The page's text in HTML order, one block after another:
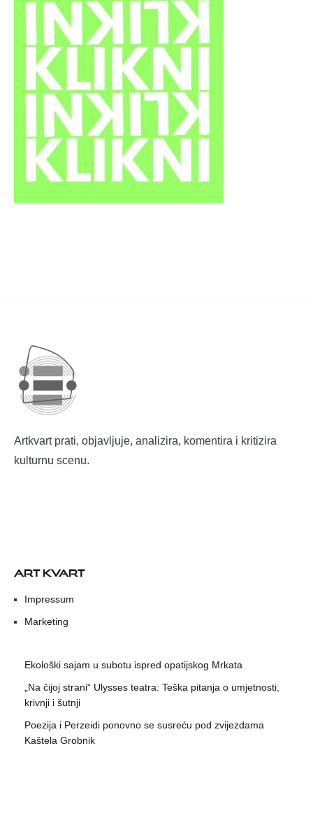
Artkvart prati, objavljuje, analizira, komentira i kritizira
kulturnu scenu.
ART KVART
Impressum
Marketing
Ekološki sajam u subotu ispred opatijskog Mrkata
„Na čijoj strani“ Ulysses teatra: Teška pitanja o umjetnosti,
krivnji i šutnji
Poezija i Perzeidi ponovno se susreću pod zvijezdama
Kaštela Grobnik